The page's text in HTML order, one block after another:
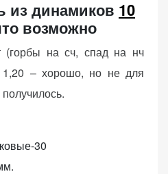
из динамиков 10
возможно
(горбы на сч, спад на нч
– хорошо, но не для
30